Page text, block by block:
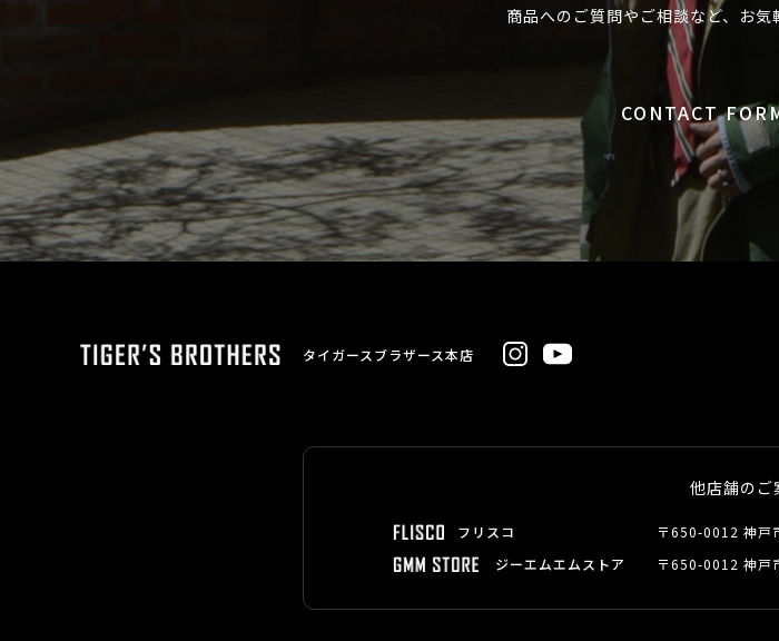
商品へのご質問やご相談など、お気
CONTACT
タイガースブラザース本店
他店舗のご
フリスコ 〒650-0012 神戸
ジーエムエムストア
〒650-0012 神戸